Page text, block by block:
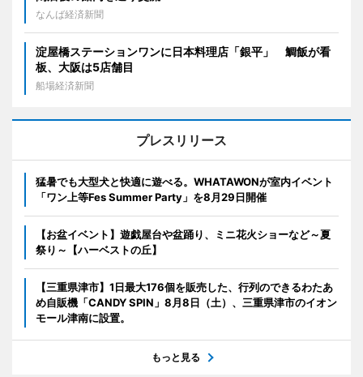
なんば経済新聞
淀屋橋ステーションワンに日本料理店「銀平」 鯛飯が看
板、大阪は5店舗目
船場経済新聞
プレスリリース
猛暑でも大型犬と快適に遊べる。WHATAWONが室内イベント
「ワン上等Fes Summer Party」を8月29日開催
【お盆イベント】遊戯屋台や盆踊り、ミニ花火ショーなど～夏
祭り～【ハーベストの丘】
【三重県津市】1日最大176個を販売した、行列のできるわたあ
め自販機「CANDY SPIN」8月8日（土）、三重県津市のイオン
モール津南に設置。
もっと見る